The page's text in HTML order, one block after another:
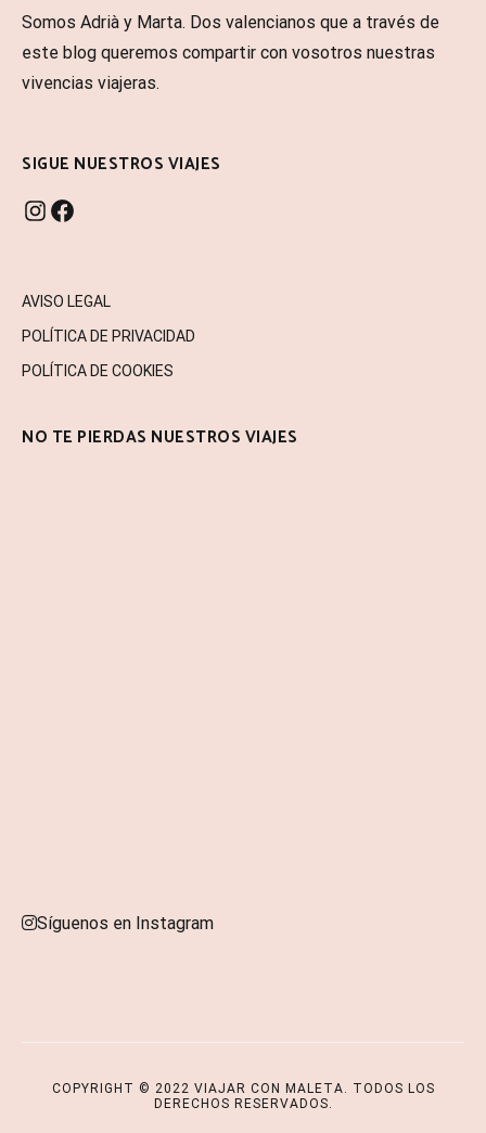
Somos Adrià y Marta. Dos valencianos que a través de
este blog queremos compartir con vosotros nuestras
vivencias viajeras.
SIGUE NUESTROS VIAJES
INSTAGRAM
AVISO LEGAL
POLÍTICA DE PRIVACIDAD
POLÍTICA DE COOKIES
NO TE PIERDAS NUESTROS VIAJES
Síguenos en Instagram
Copyright © 2026
reservados. Tema Cenotede ThemeGrill. Funciona con